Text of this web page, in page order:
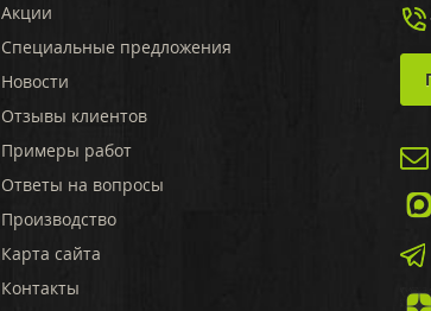
Акции
Специальные предложения
Новости
Отзывы клиентов
Примеры работ
Ответы на вопросы
Производство
Карта сайта
Контакты